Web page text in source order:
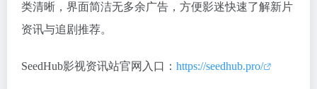
类清晰，界面简洁无多余广告，方便影迷快速了解新片
资讯与追剧推荐。
SeedHub影视资讯站官网入口： https://seedhub.pro/